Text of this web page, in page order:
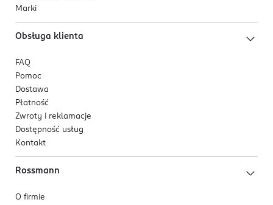
Marki
Obsługa klienta
FAQ
Pomoc
Dostawa
Płatność
Zwroty i reklamacje
Dostępność usług
Kontakt
Rossmann
O firmie